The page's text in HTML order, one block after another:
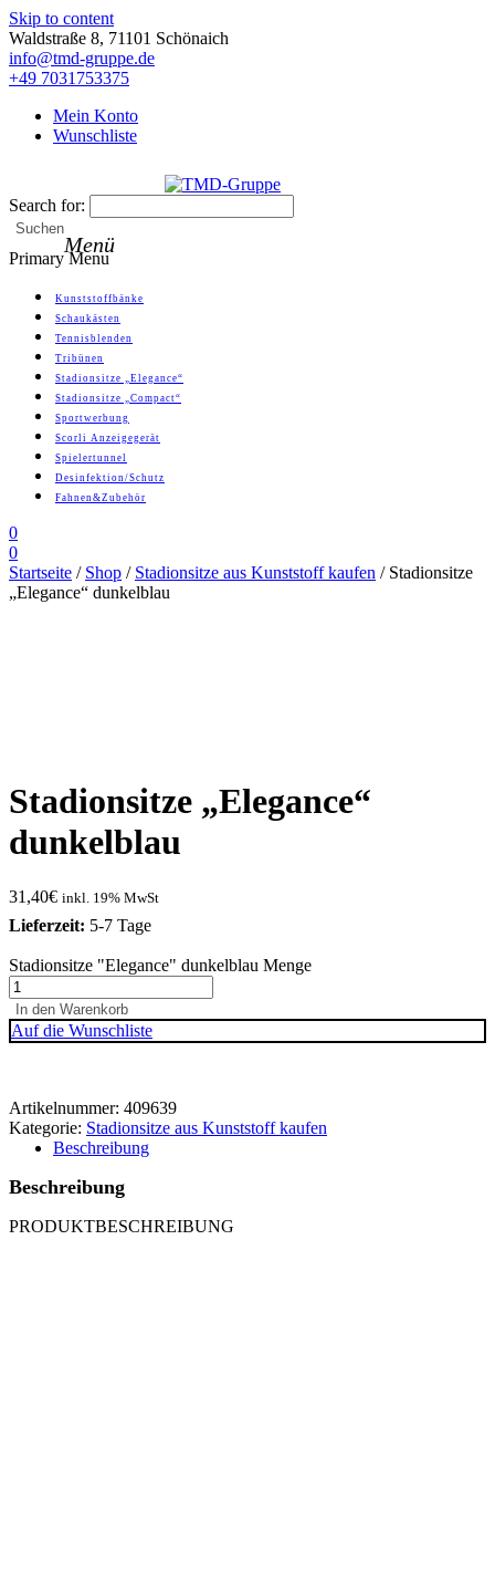
Skip to content
Waldstraße 8, 71101 Schönaich
info@tmd-gruppe.de
+49 7031753375
Mein Konto
Wunschliste
TMD-Gruppe
Search for:
Suchen
Primary Menu
Menü
Kunststoffbänke
Schaukästen
Tennisblenden
Tribünen
Stadionsitze „Elegance“
Stadionsitze „Compact“
Sportwerbung
Scorli Anzeigegerät
Spielertunnel
Desinfektion/Schutz
Fahnen&Zubehör
0
0
Startseite / Shop / Stadionsitze aus Kunststoff kaufen / Stadionsitze
„Elegance“ dunkelblau
Stadionsitze „Elegance“
dunkelblau
31,40€ inkl. 19% MwSt
Lieferzeit: 5-7 Tage
Stadionsitze "Elegance" dunkelblau Menge
In den Warenkorb
Auf die Wunschliste
Artikelnummer: 409639
Kategorie: Stadionsitze aus Kunststoff kaufen
Beschreibung
Beschreibung
PRODUKTBESCHREIBUNG